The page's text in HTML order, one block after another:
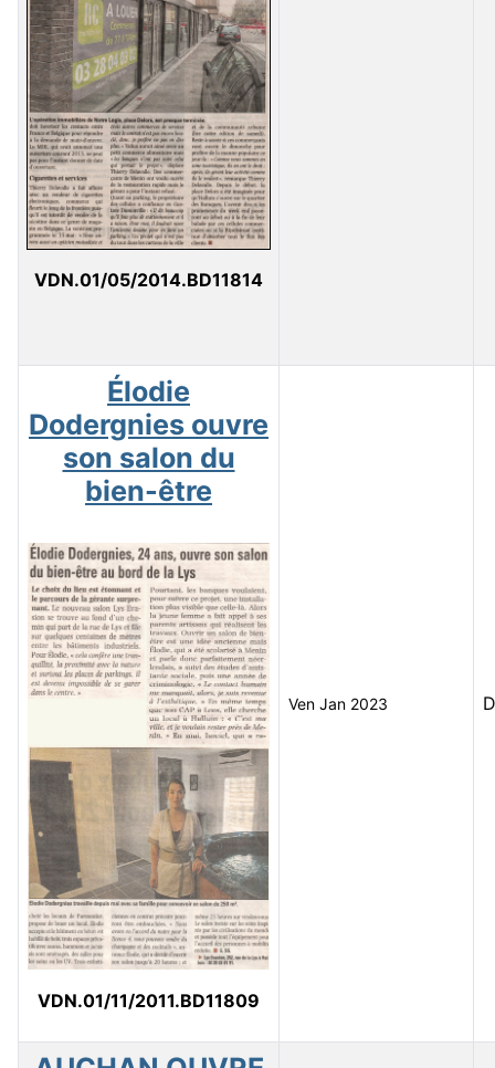
VDN.01/05/2014.BD11814
Élodie
Dodergnies ouvre
son salon du
bien-être
VDN.01/11/2011.BD11809
Ven Jan 2023